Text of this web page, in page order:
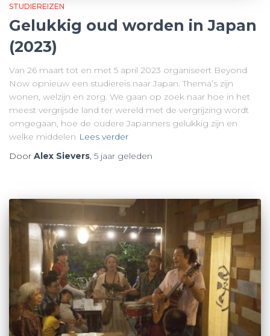
STUDIEREIZEN
Gelukkig oud worden in Japan
(2023)
Van 26 maart tot en met 5 april 2023 organiseert Beyond
Now opnieuw een studiereis naar Japan. Thema’s zijn
wonen, welzijn en zorg. We gaan op zoek naar hoe in het
meest vergrijsde land ter wereld met de vergrijzing wordt
omgegaan, hoe de oudere Japanners gelukkig zijn en
welke middelen Lees verder
Door Alex Sievers, 5 jaar geleden